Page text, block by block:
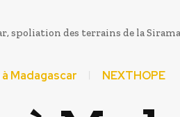
spoliation des terrains de la
Madagascar NEXTHOPE